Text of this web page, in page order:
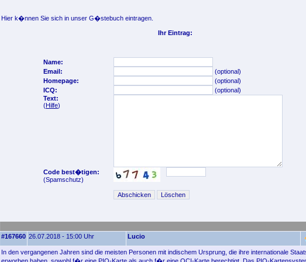
Hier k�nnen Sie sich in unser G�stebuch eintragen.
Ihr Eintrag:
Name:
Email:
(optional)
Homepage:
(optional)
ICQ:
(optional)
Text:
(Hilfe)
Code best�tigen:
(Spamschutz)
#167660 26.07.2018 - 15:00 Uhr Lucio
In den vergangenen Jahren sind die meisten Personen mit indischem Ursprung, die ihre internationale